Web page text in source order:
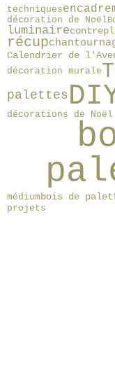
techniques
décoration de Noël
luminaire
récup
Calendrier de
décoration murale
palettes
décorations de Noël
médiumbois de
projets